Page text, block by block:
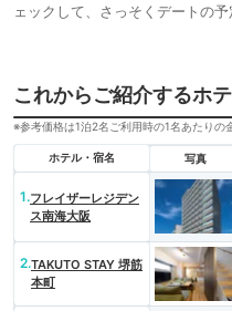
ェックして、さっそくデートの
これからご紹介するホ
※参考価格は1泊2名ご利用時の1名あたりの
ホテル・宿名 写真
1.フレイザーレジデン
ス南海大阪
2.TAKUTO STAY 堺筋
本町